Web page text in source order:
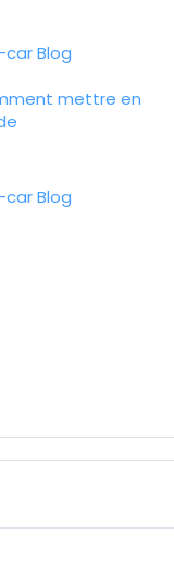
carBlog
mettre en
carBlog